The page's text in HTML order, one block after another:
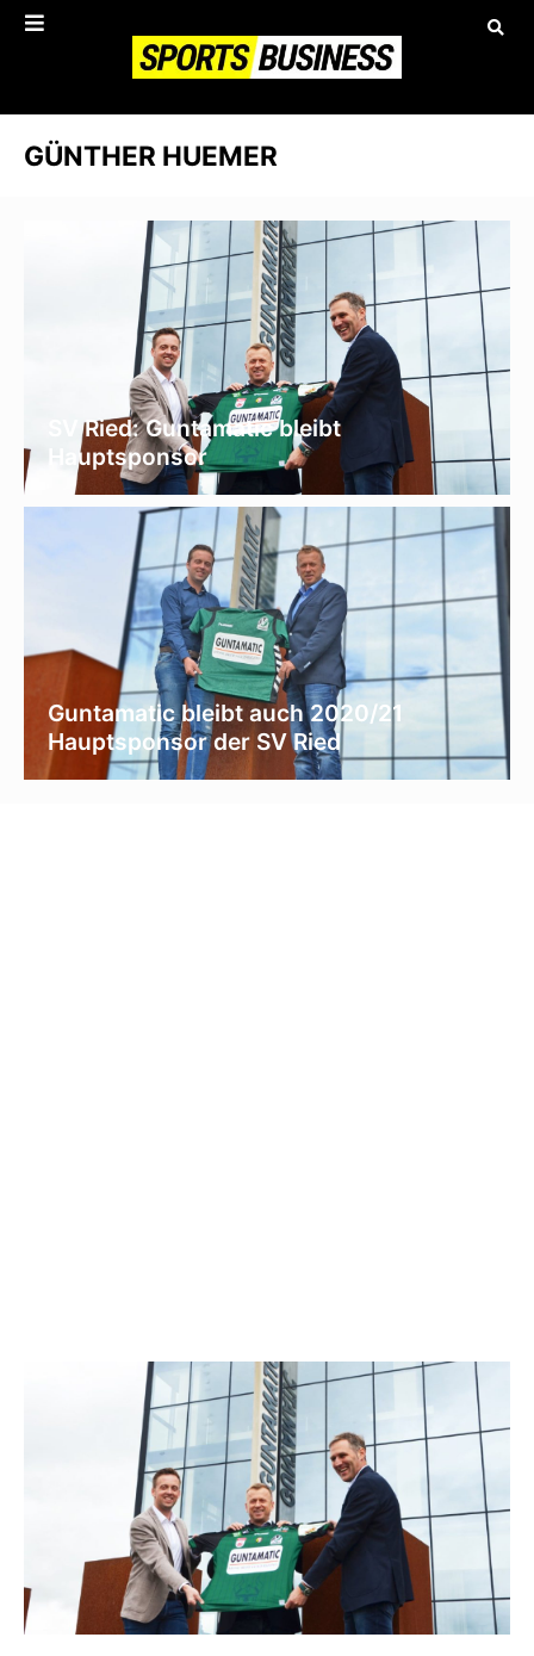
GÜNTHER HUEMER
SV Ried: Guntamatic bleibt
Hauptsponsor
Guntamatic bleibt auch 2020/21
Hauptsponsor der SV Ried